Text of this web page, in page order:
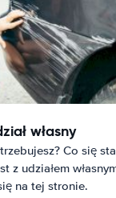
własny
Co się
z udziałem
na tej stronie.